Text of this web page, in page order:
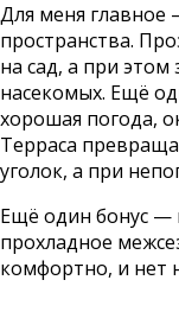
Для меня
пространства.
на сад, а при
насекомых. Ещё
хорошая погода,
Терраса
уголок, а при
Ещё один бонус —
прохладное
комфортно, и нет